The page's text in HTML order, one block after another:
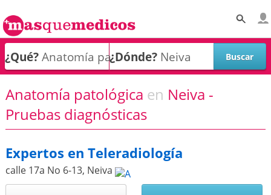
¿Qué? ¿Dónde?
Anatomía patológica en Neiva -
Pruebas diagnósticas
Expertos en Teleradiología
calle 17a No 6-13, Neiva